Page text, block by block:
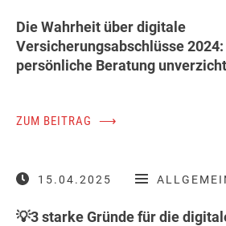
Die Wahrheit über digitale
Versicherungsabschlüsse
persönliche Beratung
ZUM BEITRAG ⟶
15.04.2025
💡3 starke Gründe für die